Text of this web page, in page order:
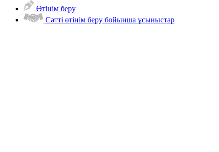
Өтінім беру
Сәтті өтінім беру бойынша ұсыныстар